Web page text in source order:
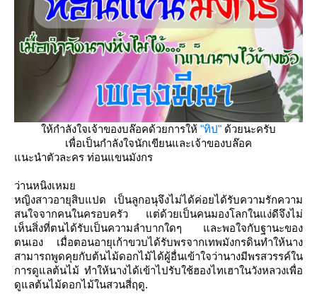
ห้กำลังใจเจ้าของบล๊อคด้วยการให้ "ทิป" ด้วยนะครับ
เพื่อเป็นกำลังใจนักเขียนและเจ้าของบล๊อค
นะนำตัวละคร ท่อนแขนมังกร
ว่านหนิงเหม
หญิงสาวอายุสิบแปด เป็นลูกอนุจึงไม่ได้ค่อยได้รับความรักความ
สนใจจากคนในครอบครัว แต่ด้วยเป็นคนมองโลกในแง่ดีจึงไม่
เห็นสิ่งที่ตนได้รับเป็นความลำบากใดๆ และพอใจกับฐานะของ
ตนเอง เมื่อตอนอายุเก้าขวบได้รับพรจากเทพมังกรดินทำให้นาง
สามารถพูดคุยกับต้นไม้ดอกไม้ได้ผู้อื่นเข้าใจว่านางมีพรสวรรค์ใน
การดูแลต้นไม้ ทำให้นางได้เข้าไปรับใช้ฮองไทเฮาในวังหลวงเพื่อ
ดูแลต้นไม้ดอกไม้ในสวนสี่ฤดู.